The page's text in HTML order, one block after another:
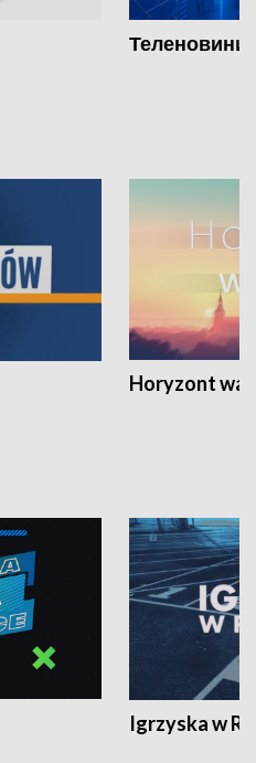
Теленовини
Horyzont
Igrzyska w